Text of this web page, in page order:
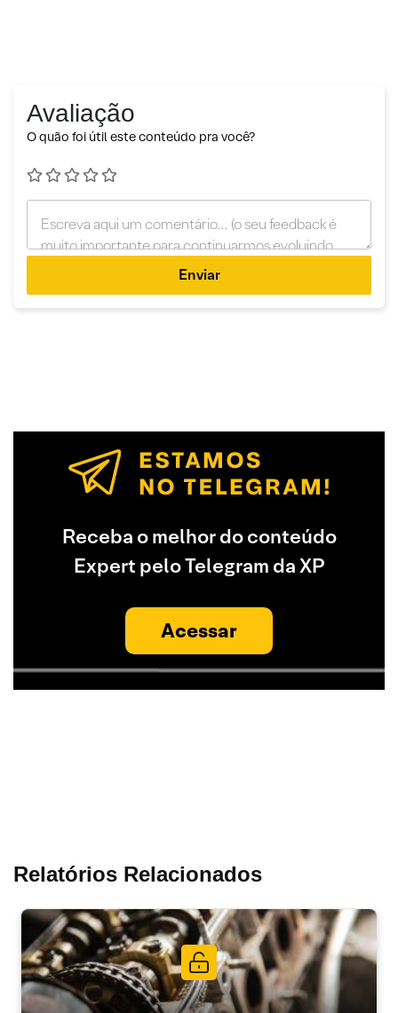
Avaliação
O quão foi útil este conteúdo pra você?
Enviar
Receba o melhor do conteúdo
Expert pelo Telegram da XP
Acessar
Relatórios Relacionados